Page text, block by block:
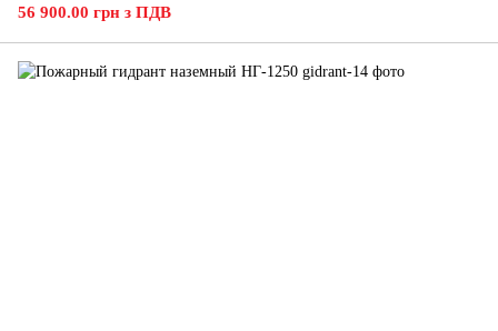
56 900.00 грн з ПДВ